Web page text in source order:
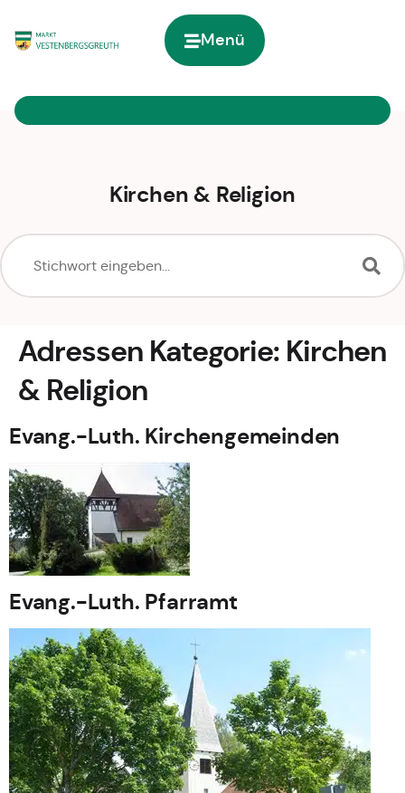
Menü
Kirchen & Religion
Adressen Kategorie: Kirchen
& Religion
Evang.-Luth. Kirchengemeinden
Evang.-Luth. Pfarramt